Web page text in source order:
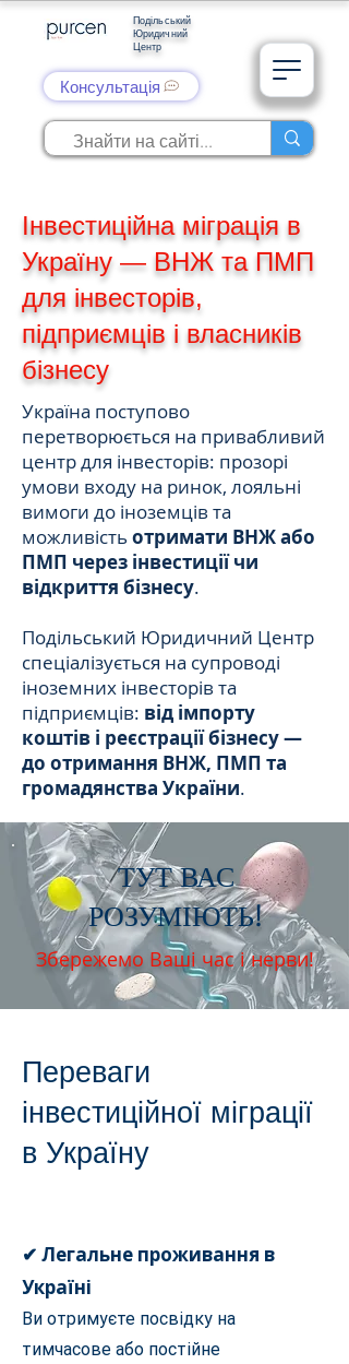
Подільський
Юридичний
Центр
Консультація
Інвестиційна міграція в
Україну — ВНЖ та ПМП
для інвесторів,
підприємців і власників
бізнесу
Україна поступово
перетворюється на привабливий
центр для інвесторів: прозорі
умови входу на ринок, лояльні
вимоги до іноземців та
можливість отримати ВНЖ або
ПМП через інвестиції чи
відкриття бізнесу.
Подільський Юридичний Центр
спеціалізується на супроводі
іноземних інвесторів та
підприємців: від імпорту
коштів і реєстрації бізнесу —
до отримання ВНЖ, ПМП та
громадянства України.
ТУТ ВАС
РОЗУМІЮТЬ!
Збережемо Ваші час і нерви!
Переваги
інвестиційної міграції
в Україну
✔ Легальне проживання в
Україні
Ви отримуєте посвідку на
тимчасове або постійне